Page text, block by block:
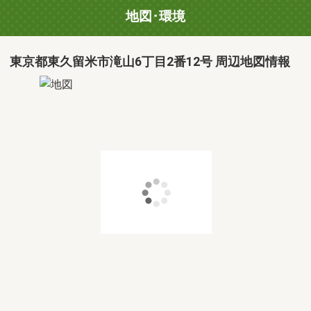
地図･環境
東京都東久留米市滝山6丁目2番12号 周辺地図情報